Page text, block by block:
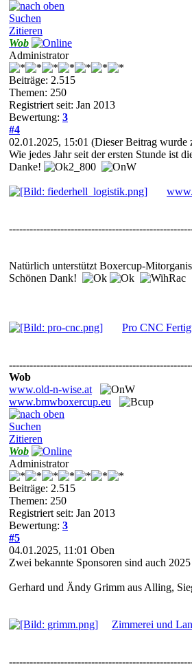
Suchen
Zitieren
Wob
Administrator
Beiträge: 2.515
Themen: 250
Registriert seit: Jan 2013
Bewertung: 3
#4
02.01.2025, 15:01 (Dieser Beitrag wurde
Wie jedes Jahr seit der ersten Stunde ist
Danke!
Natürlich unterstützt Boxercup-
Schönen Dank!
Pro CNC
Wob
www.old-n-wise.at
www.bmwboxercup.eu
Suchen
Zitieren
Wob
Administrator
Beiträge: 2.515
Themen: 250
Registriert seit: Jan 2013
Bewertung: 3
#5
04.01.2025, 11:01 Oben
Zwei bekannte Sponsoren sind auch
Gerhard und Ändy Grimm aus Alling,
Zimmerei und